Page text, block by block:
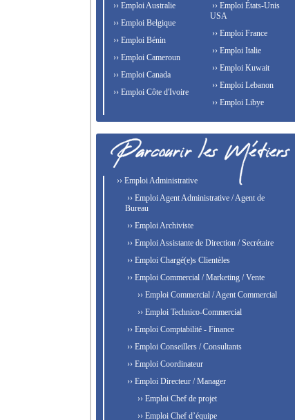
›› Emploi Australie
›› Emploi Belgique
›› Emploi Bénin
›› Emploi Cameroun
›› Emploi Canada
›› Emploi Côte d'Ivoire
›› Emploi États-Unis
USA
›› Emploi France
›› Emploi Italie
›› Emploi Kuwait
›› Emploi Lebanon
›› Emploi Libye
›› Emploi Administrative
›› Emploi Agent Administrative / Agent de
Bureau
›› Emploi Archiviste
›› Emploi Assistante de Direction / Secrétaire
›› Emploi Chargé(e)s Clientèles
›› Emploi Commercial / Marketing / Vente
›› Emploi Commercial / Agent Commercial
›› Emploi Technico-Commercial
›› Emploi Comptabilité - Finance
›› Emploi Conseillers / Consultants
›› Emploi Coordinateur
›› Emploi Directeur / Manager
›› Emploi Chef de projet
›› Emploi Chef d’équipe